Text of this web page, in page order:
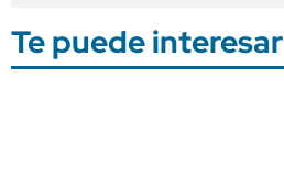
Te puede interesar